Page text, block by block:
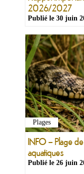
2026/2027
Publié le 30 juin
Plages
INFO – Plage
aquatiques
Publié le 26 juin